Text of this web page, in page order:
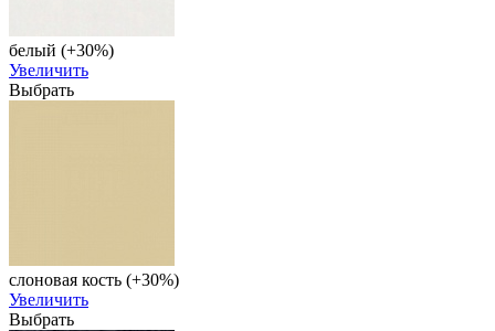
белый (+30%)
Увеличить
Выбрать
слоновая кость (+30%)
Увеличить
Выбрать